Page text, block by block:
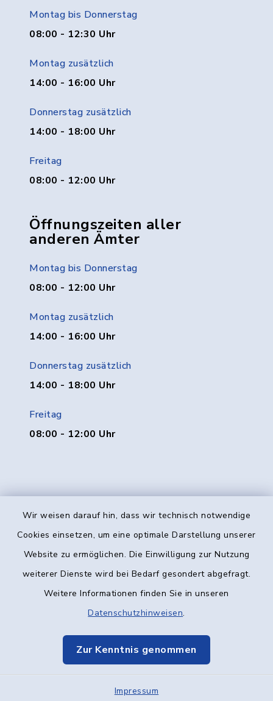
Wir weisen darauf hin, dass wir technisch notwendige
Cookies einsetzen, um eine optimale Darstellung unserer
Website zu ermöglichen. Die Einwilligung zur Nutzung
weiterer Dienste wird bei Bedarf gesondert abgefragt.
Weitere Informationen finden Sie in unseren
Datenschutzhinweisen.
Zur Kenntnis genommen
Impressum
Montag bis Donnerstag
08:00 - 12:30 Uhr
Montag zusätzlich
14:00 - 16:00 Uhr
Donnerstag zusätzlich
14:00 - 18:00 Uhr
Freitag
08:00 - 12:00 Uhr
Öffnungszeiten aller
anderen Ämter
Montag bis Donnerstag
08:00 - 12:00 Uhr
Montag zusätzlich
14:00 - 16:00 Uhr
Donnerstag zusätzlich
14:00 - 18:00 Uhr
Freitag
08:00 - 12:00 Uhr
Kontakt
Datenschutz
Elektronische Kommunikation
Sitemap